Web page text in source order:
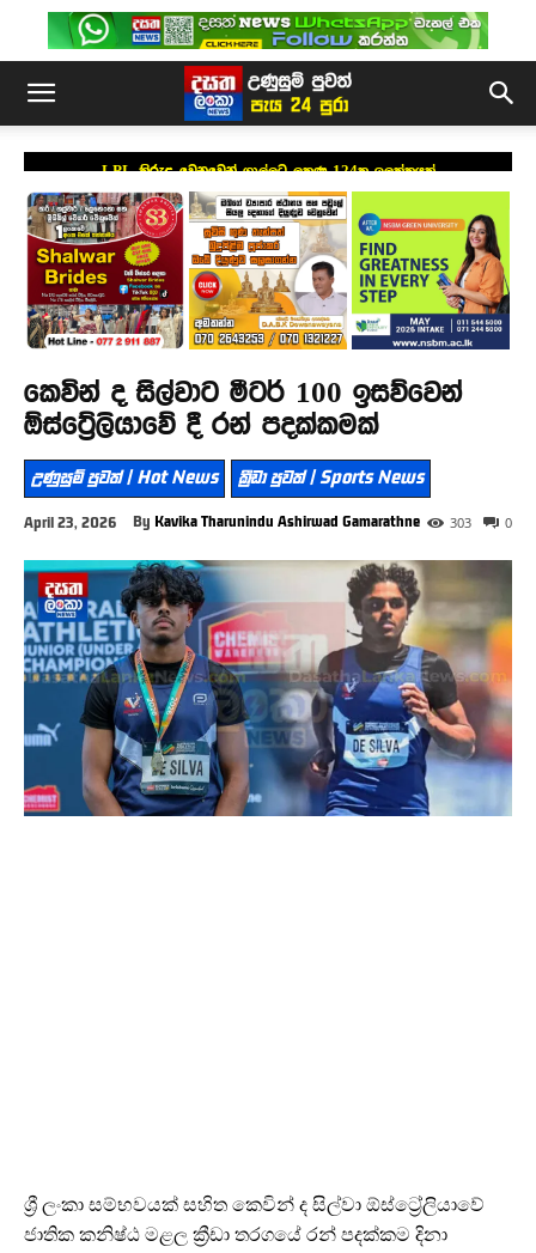
LPL කිරුළ වෙනුවෙන් ගාල්ලට ලකුණු 124ක ඉලක්කයක්
කෙවින් ද සිල්වාට මීටර් 100 ඉසව්වෙන්
ඕස්ට්‍රේලියාවේ දී රන් පදක්කමක්
උණුසුම් පුවත් | Hot News ක්‍රීඩා පුවත් | Sports News
April 23, 2026 By Kavika Tharunindu Ashirwad Gamarathne 0
303
ශ්‍රී ලංකා සම්භවයක් සහිත කෙවින් ද සිල්වා ඕස්ට්‍රේලියාවේ
ජාතික කනිෂ්ඨ මළල ක්‍රීඩා තරගයේ රන් පදක්කම දිනා